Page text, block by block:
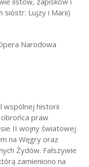
sióstr: Lujzy i Marii)
Narodowa
wspólnej historii
praw
II wojny światowej
na Węgry oraz
Żydów. Fałszywie
zamieniono na